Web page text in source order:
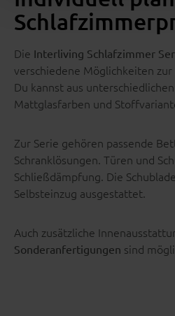
Die Interliving Schlafzimmer
verschiedene Möglichkeiten zur
Du kannst aus
Mattglasfarben und
Zur Serie gehören passende
Schranklösungen. Türen und
Schließdämpfung. Die
Selbsteinzug ausgestattet.
Auch zusätzliche
Sonderanfertigungen sind